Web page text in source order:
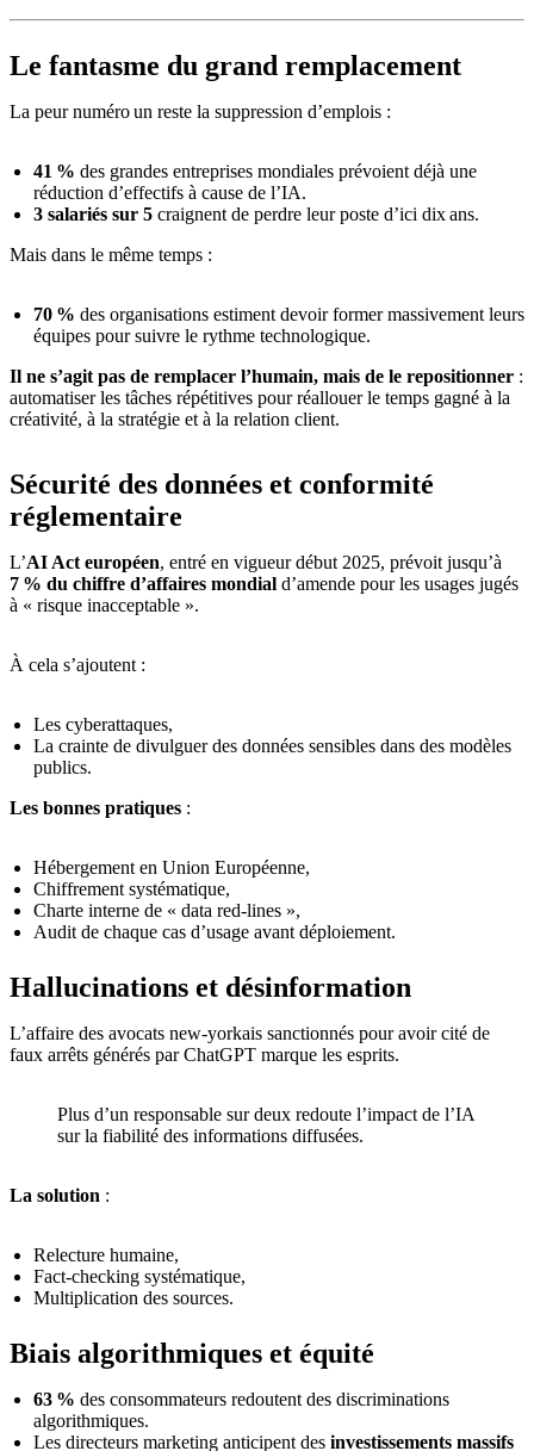
Le fantasme du grand remplacement
La peur numéro un reste la suppression d’emplois :
41 % des grandes entreprises mondiales prévoient déjà une
réduction d’effectifs à cause de l’IA.
3 salariés sur 5 craignent de perdre leur poste d’ici dix ans.
Mais dans le même temps :
70 % des organisations estiment devoir former massivement leurs
équipes pour suivre le rythme technologique.
Il ne s’agit pas de remplacer l’humain, mais de le repositionner :
automatiser les tâches répétitives pour réallouer le temps gagné à la
créativité, à la stratégie et à la relation client.
Sécurité des données et conformité
réglementaire
L’AI Act européen, entré en vigueur début 2025, prévoit jusqu’à
7 % du chiffre d’affaires mondial d’amende pour les usages jugés
à « risque inacceptable ».
À cela s’ajoutent :
Les cyberattaques,
La crainte de divulguer des données sensibles dans des modèles
publics.
Les bonnes pratiques :
Hébergement en Union Européenne,
Chiffrement systématique,
Charte interne de « data red-lines »,
Audit de chaque cas d’usage avant déploiement.
Hallucinations et désinformation
L’affaire des avocats new-yorkais sanctionnés pour avoir cité de
faux arrêts générés par ChatGPT marque les esprits.
Plus d’un responsable sur deux redoute l’impact de l’IA
sur la fiabilité des informations diffusées.
La solution :
Relecture humaine,
Fact-checking systématique,
Multiplication des sources.
Biais algorithmiques et équité
63 % des consommateurs redoutent des discriminations
algorithmiques.
Les directeurs marketing anticipent des investissements massifs